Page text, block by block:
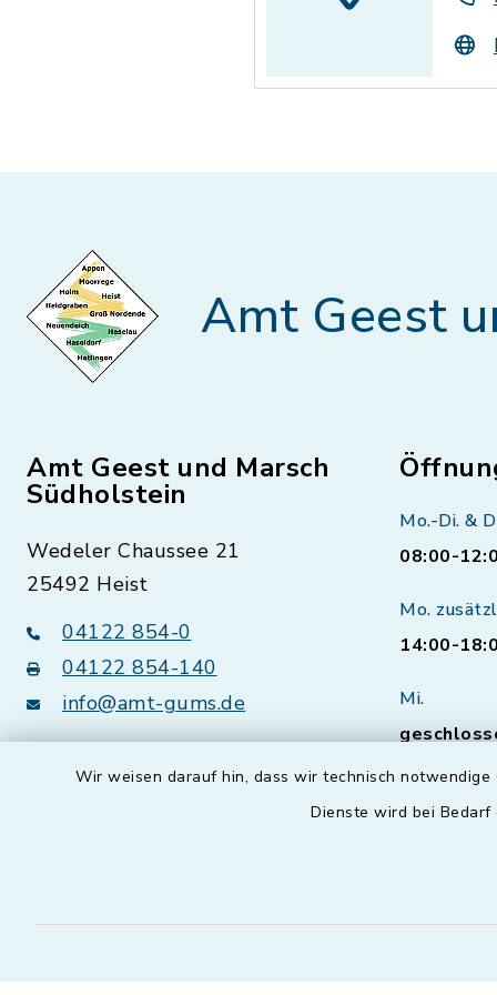
Wir weisen darauf hin, dass wir technisch
Dienste wird bei
Amt Geest
Amt Geest und Marsch
Südholstein
Wedeler Chaussee 21
25492 Heist
04122 854-0
04122 854-140
info@amt-gums.de
Mo.-Di. &
08:00-
Mo.
14:00-
Mi.